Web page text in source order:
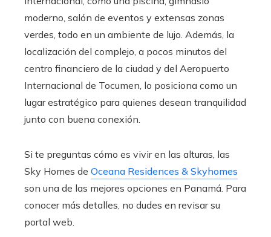
moderno, salón de eventos y extensas zonas
verdes, todo en un ambiente de lujo. Además, la
localización del complejo, a pocos minutos del
centro financiero de la ciudad y del Aeropuerto
Internacional de Tocumen, lo posiciona como un
lugar estratégico para quienes desean tranquilidad
junto con buena conexión.
Si te preguntas cómo es vivir en las alturas, las
Sky Homes de Oceana Residences & Skyhomes
son una de las mejores opciones en Panamá. Para
conocer más detalles, no dudes en revisar su
portal web.